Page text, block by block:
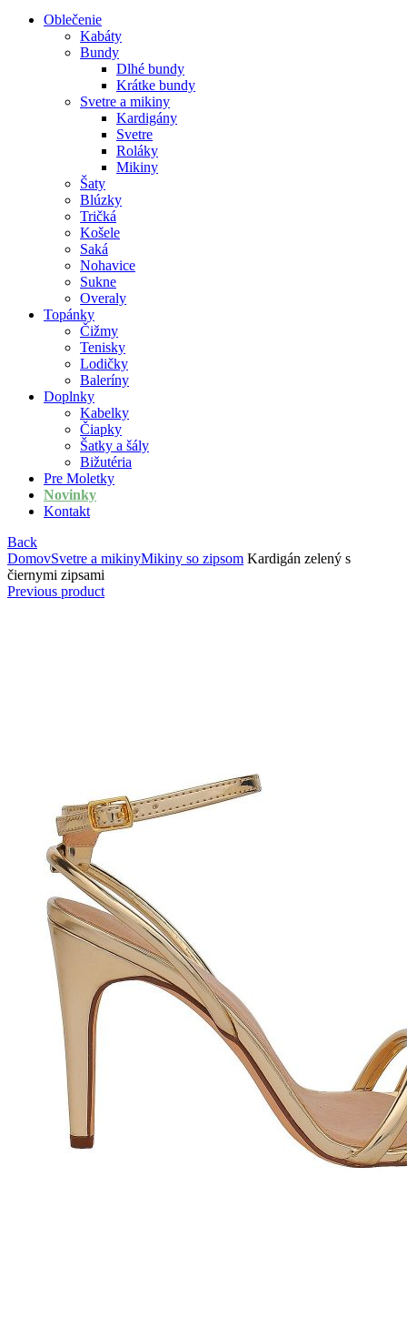
Oblečenie
Kabáty
Bundy
Dlhé bundy
Krátke bundy
Svetre a mikiny
Kardigány
Svetre
Roláky
Mikiny
Šaty
Blúzky
Tričká
Košele
Saká
Nohavice
Sukne
Overaly
Topánky
Čižmy
Tenisky
Lodičky
Baleríny
Doplnky
Kabelky
Čiapky
Šatky a šály
Bižutéria
Pre Moletky
Novinky
Kontakt
Back
DomovSvetre a mikinyMikiny so zipsom Kardigán zelený s
čiernymi zipsami
Previous product